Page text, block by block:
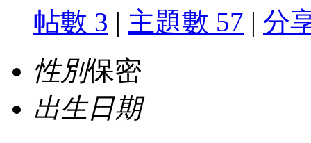
帖數 3 | 主題數 57 | 分
性別保密
出生日期